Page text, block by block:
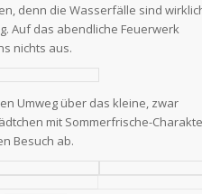
denn die Wasserfälle sind
Auf das abendliche Feuerwerk
nichts aus.
Umweg über das kleine, zwar
mit Sommerfrische-
Besuch ab.